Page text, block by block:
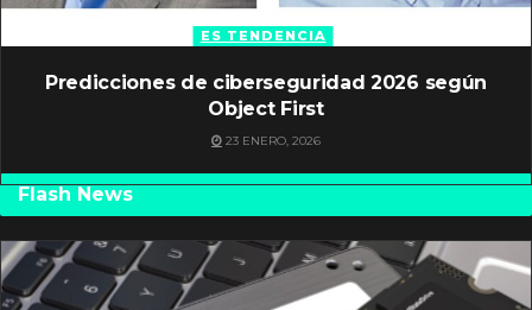
ES TENDENCIA
Predicciones de ciberseguridad 2026 según
Object First
23 ENERO, 2026
Flash News